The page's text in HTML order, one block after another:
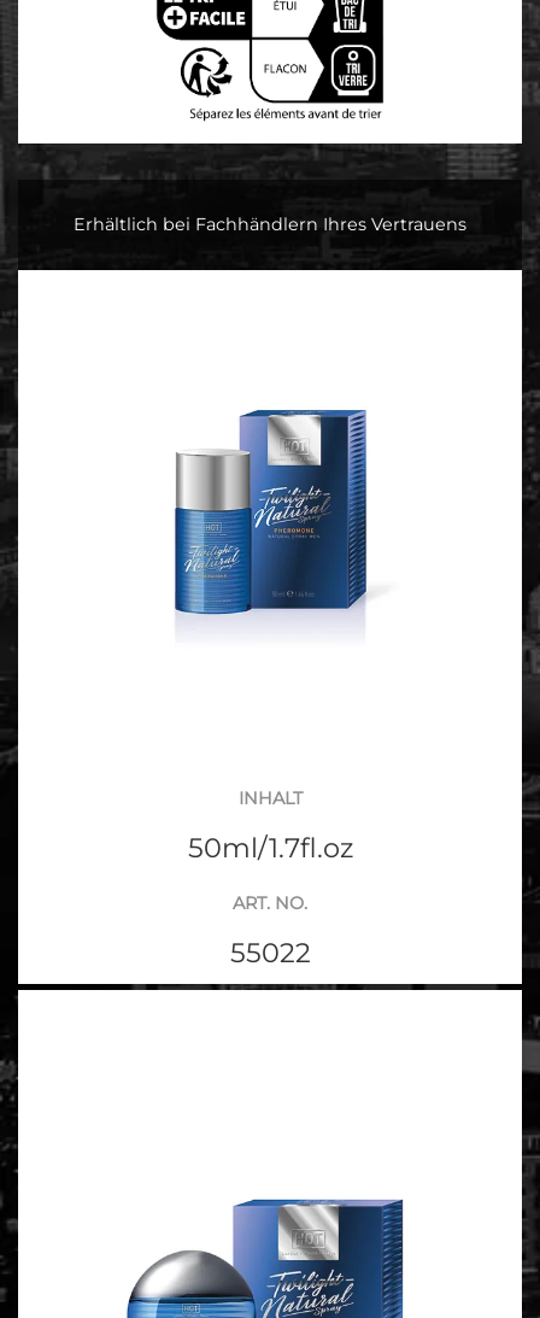
Erhältlich bei Fachhändlern Ihres Vertrauens
INHALT
50ml/1.7fl.oz
ART. NO.
55022